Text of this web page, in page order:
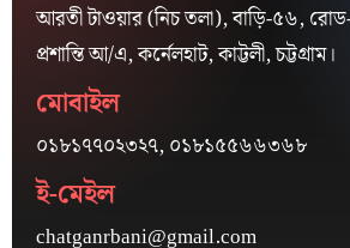
আরতী টাওয়ার (নিচ তলা), বাড়ি-৫৬,
প্রশান্তি আ/এ, কর্নেলহাট, কাট্টলী, চট্টগ্রাম।
মোবাইল
০১৮১৭৭০২৩২৭, ০১৮১৫৫৬৬৩৬৮
ই-মেইল
chatganrbani@gmail.com